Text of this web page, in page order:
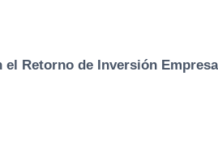
el Retorno de Inversión